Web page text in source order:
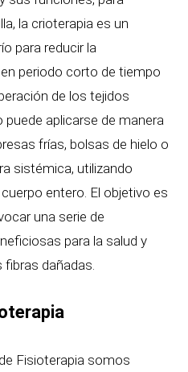
la crioterapia es un
para reducir la
periodo corto de tiempo
de los tejidos
aplicarse de manera
frías, bolsas de hielo o
sistémica, utilizando
entero. El objetivo es
una serie de
para la salud y
fibras dañadas.
Fisioterapia somos